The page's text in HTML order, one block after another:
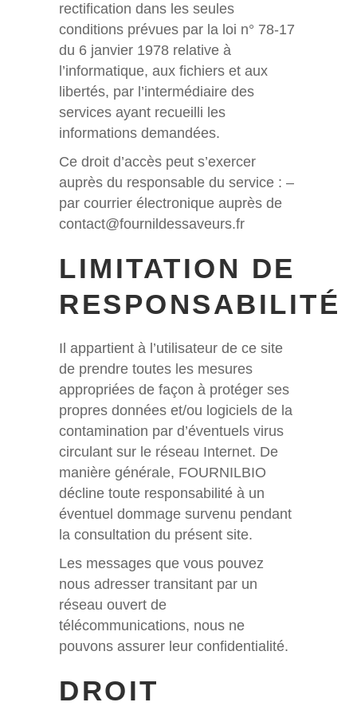
rectification dans les seules
conditions prévues par la loi n° 78-17
du 6 janvier 1978 relative à
l’informatique, aux fichiers et aux
libertés, par l’intermédiaire des
services ayant recueilli les
informations demandées.
Ce droit d’accès peut s’exercer
auprès du responsable du service : –
par courrier électronique auprès de
contact@fournildessaveurs.fr
LIMITATION DE
RESPONSABILITÉ
Il appartient à l’utilisateur de ce site
de prendre toutes les mesures
appropriées de façon à protéger ses
propres données et/ou logiciels de la
contamination par d’éventuels virus
circulant sur le réseau Internet. De
manière générale, FOURNILBIO
décline toute responsabilité à un
éventuel dommage survenu pendant
la consultation du présent site.
Les messages que vous pouvez
nous adresser transitant par un
réseau ouvert de
télécommunications, nous ne
pouvons assurer leur confidentialité.
DROIT